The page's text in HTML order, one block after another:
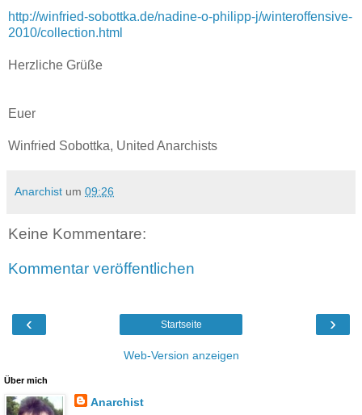
http://winfried-sobottka.de/nadine-o-philipp-j/winteroffensive-
2010/collection.html
Herzliche Grüße
Euer
Winfried Sobottka, United Anarchists
Anarchist um 09:26
Keine Kommentare:
Kommentar veröffentlichen
‹ ›
Startseite
Web-Version anzeigen
Über mich
Anarchist